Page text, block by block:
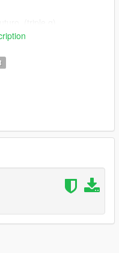
to my channel
www.gta5-